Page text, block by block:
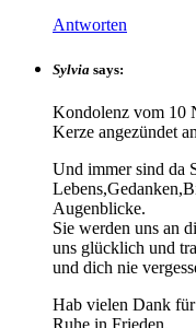
Antworten
Sylvia says:
Kondolenz vom 10
Kerze angezündet
Und immer sind da
Augenblicke.
Sie werden uns an
uns glücklich und
und dich nie
Hab vielen Dank